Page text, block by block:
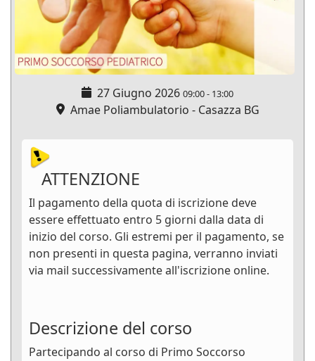
27 Giugno 2026 09:00- 13:00
Amae Poliambulatorio - Casazza BG
ATTENZIONE
Il pagamento della quota di iscrizione deve
essere effettuato entro 5 giorni dalla data di
inizio del corso. Gli estremi per il pagamento, se
non presenti in questa pagina, verranno inviati
via mail successivamente all'iscrizione online.
Descrizione del corso
Partecipando al corso di Primo Soccorso